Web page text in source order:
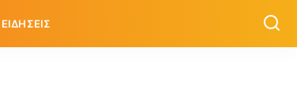
ΕΙΔΗΣΕΙΣ